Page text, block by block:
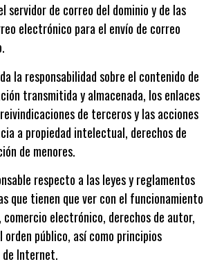
servidor de correo del dominio y de las
electrónico para el envío de correo
la responsabilidad sobre el contenido de
transmitida y almacenada, los enlaces
de terceros y las acciones
a propiedad intelectual, derechos de
de menores.
respecto a las leyes y reglamentos
que tienen que ver con el funcionamiento
comercio electrónico, derechos de autor,
público, así como principios
de Internet.